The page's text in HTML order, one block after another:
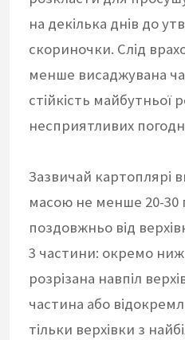
на декілька днів до
скориночки. Слід
менше висаджувана
стійкість майбутньої
несприятливих
Зазвичай картоплярі
масою не менше 20-30
поздовжньо від
3 частини: окремо
розрізана навпіл
частина або
тільки верхівки з